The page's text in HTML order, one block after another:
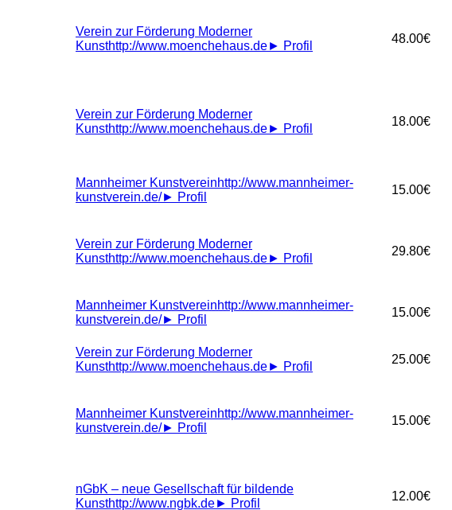
Verein zur Förderung Moderner
Kunsthttp://www.moenchehaus.de► Profil
48.00€
Verein zur Förderung Moderner
Kunsthttp://www.moenchehaus.de► Profil
18.00€
Mannheimer Kunstvereinhttp://www.mannheimer-
kunstverein.de/► Profil
15.00€
Verein zur Förderung Moderner
Kunsthttp://www.moenchehaus.de► Profil
29.80€
Mannheimer Kunstvereinhttp://www.mannheimer-
kunstverein.de/► Profil
15.00€
Verein zur Förderung Moderner
Kunsthttp://www.moenchehaus.de► Profil
25.00€
Mannheimer Kunstvereinhttp://www.mannheimer-
kunstverein.de/► Profil
15.00€
nGbK – neue Gesellschaft für bildende
Kunsthttp://www.ngbk.de► Profil
12.00€